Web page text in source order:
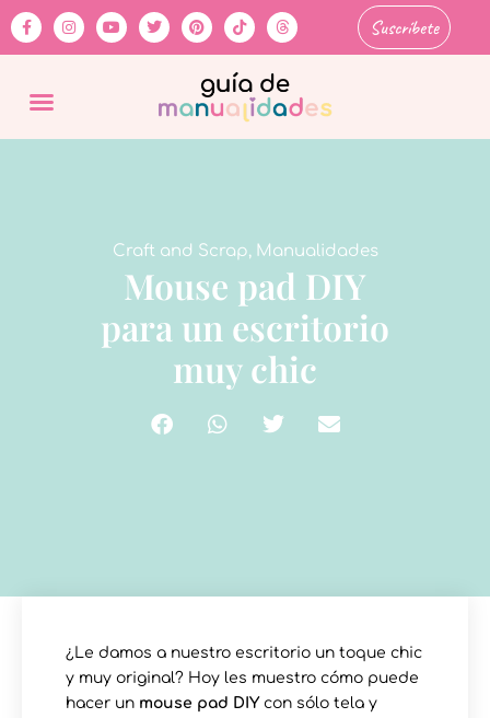
Suscríbete
Craft and Scrap, Manualidades
Mouse pad DIY
para un escritorio
muy chic
¿Le damos a nuestro escritorio un toque chic
y muy original? Hoy les muestro cómo puede
hacer un mouse pad DIY con sólo tela y